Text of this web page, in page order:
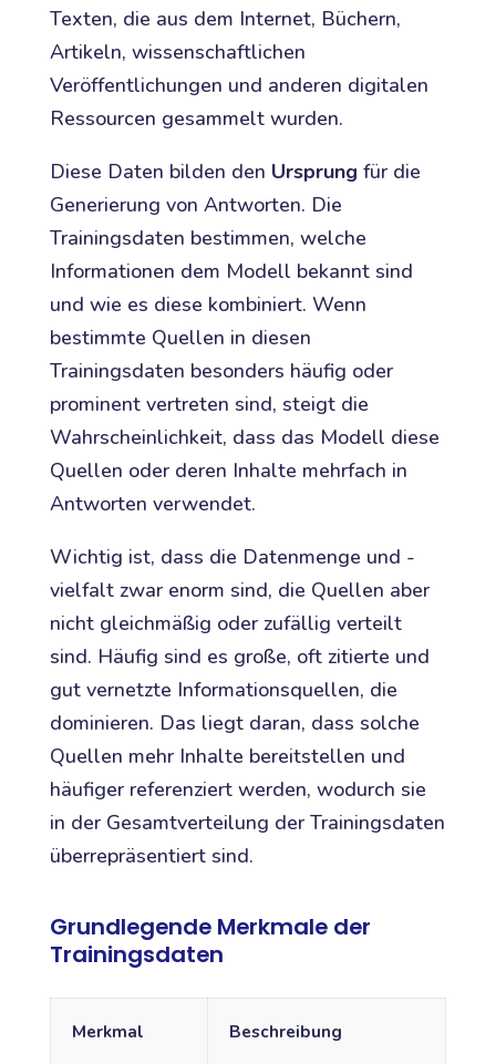
Texten, die aus dem Internet, Büchern,
Artikeln, wissenschaftlichen
Veröffentlichungen und anderen digitalen
Ressourcen gesammelt wurden.
Diese Daten bilden den Ursprung für die
Generierung von Antworten. Die
Trainingsdaten bestimmen, welche
Informationen dem Modell bekannt sind
und wie es diese kombiniert. Wenn
bestimmte Quellen in diesen
Trainingsdaten besonders häufig oder
prominent vertreten sind, steigt die
Wahrscheinlichkeit, dass das Modell diese
Quellen oder deren Inhalte mehrfach in
Antworten verwendet.
Wichtig ist, dass die Datenmenge und -
vielfalt zwar enorm sind, die Quellen aber
nicht gleichmäßig oder zufällig verteilt
sind. Häufig sind es große, oft zitierte und
gut vernetzte Informationsquellen, die
dominieren. Das liegt daran, dass solche
Quellen mehr Inhalte bereitstellen und
häufiger referenziert werden, wodurch sie
in der Gesamtverteilung der Trainingsdaten
überrepräsentiert sind.
Grundlegende Merkmale der
Trainingsdaten
Merkmal Beschreibung